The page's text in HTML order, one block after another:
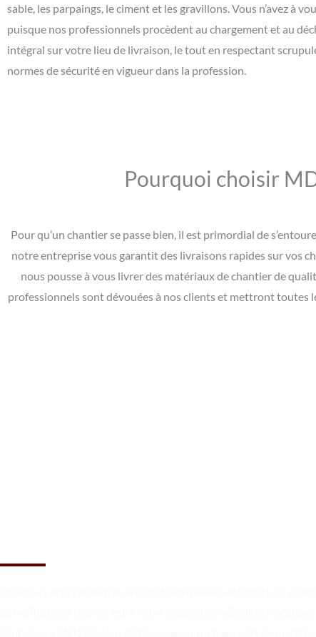
sable, les parpaings, le ciment et les gravillons. Vous n’avez à
puisque nos professionnels procèdent au chargement et au
intégral sur votre lieu de livraison, le tout en respectant
normes de sécurité en vigueur dans la profession.
Pourquoi choisir
Pour qu’un chantier se passe bien, il est primordial de
notre entreprise vous garantit des livraisons rapides sur vos
nous pousse à vous livrer des matériaux de chantier de
professionnels sont dévouées à nos clients et mettront toutes
Que vous ayez besoin de déplacer des matériaux lourds ou
notre flotte de bennes est à votre disposition à St didier des
confiance à MD Location de Benne pour un transport de